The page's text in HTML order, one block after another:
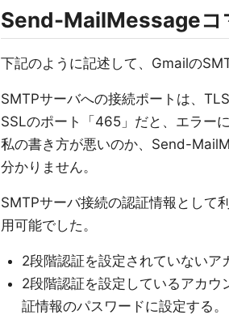
Send-MailMessageコ
下記のように記述して、Gmailの
SMTPサーバへの接続ポートは、
SSLのポート「465」だと、エラー
私の書き方が悪いのか、Send-
分かりません。
SMTPサーバ接続の認証情報として
用可能でした。
2段階認証を設定されていないア
2段階認証を設定しているアカ
証情報のパスワードに設定する。